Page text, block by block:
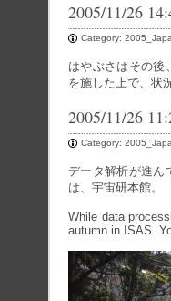
2005/11/26
Category:
はやぶさはその後
を施した上で、状
2005/11/26
Category:
データ解析が進ん
は、宇宙研本館。
While data
autumn in ISAS.